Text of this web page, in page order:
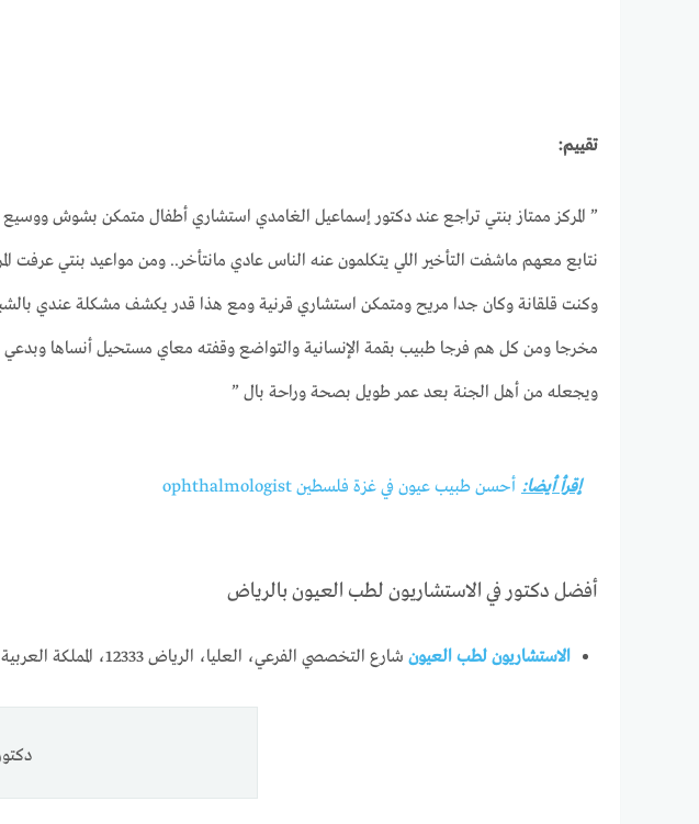
تقييم:
” المركز ممتاز بنتي تراجع عند دكتور إسماعيل الغامدي استشاري أطفال متمكن بشوش
نتابع معهم ماشفت التأخير اللي يتكلمون عنه الناس عادي مانتأخر.. ومن مواعيد بنتي
وكنت قلقانة وكان جدا مريح ومتمكن استشاري قرنية ومع هذا قدر يكشف مشكلة عندي
مخرجا ومن كل هم فرجا طبيب بقمة الإنسانية والتواضع وقفته معاي مستحيل أنساها
ويجعله من أهل الجنة بعد عمر طويل بصحة وراحة بال ”
إقرأ أيضا: أحسن طبيب عيون في غزة فلسطين ophthalmologist
أفضل دكتور في الاستشاريون لطب العيون بالرياض
الاستشاريون لطب العيون شارع التخصصي الفرعي، العليا، الرياض 12333، المملكة العربية السعودية.